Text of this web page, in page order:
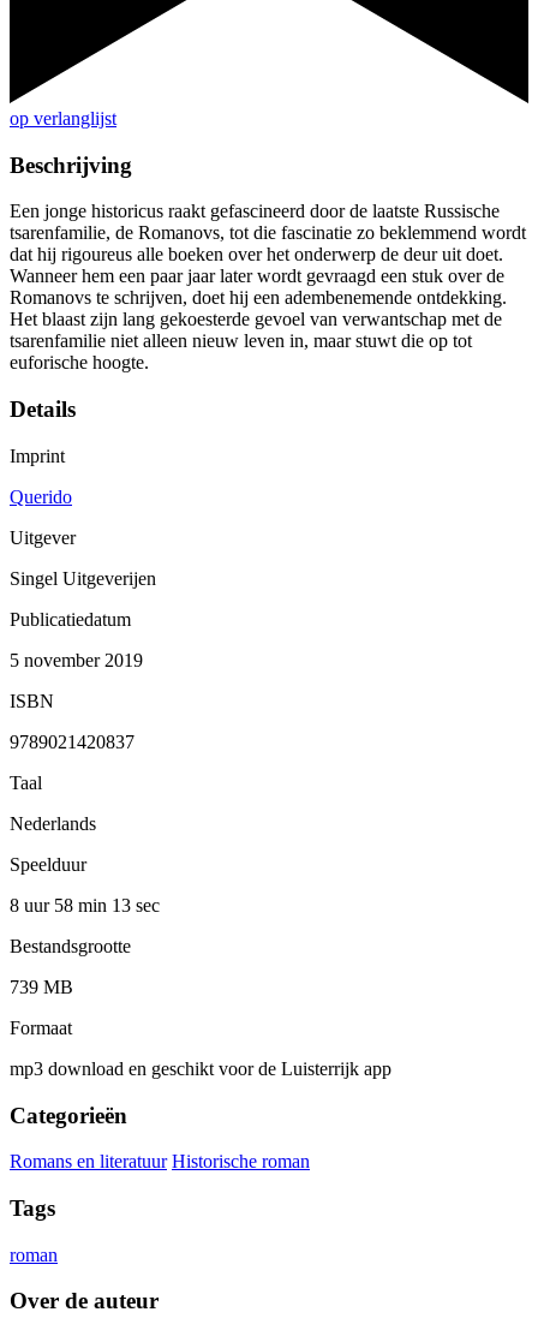
op verlanglijst
Beschrijving
Een jonge historicus raakt gefascineerd door de laatste Russische
tsarenfamilie, de Romanovs, tot die fascinatie zo beklemmend wordt
dat hij rigoureus alle boeken over het onderwerp de deur uit doet.
Wanneer hem een paar jaar later wordt gevraagd een stuk over de
Romanovs te schrijven, doet hij een adembenemende ontdekking.
Het blaast zijn lang gekoesterde gevoel van verwantschap met de
tsarenfamilie niet alleen nieuw leven in, maar stuwt die op tot
euforische hoogte.
Details
Imprint
Querido
Uitgever
Singel Uitgeverijen
Publicatiedatum
5 november 2019
ISBN
9789021420837
Taal
Nederlands
Speelduur
8 uur 58 min 13 sec
Bestandsgrootte
739 MB
Formaat
mp3 download en geschikt voor de Luisterrijk app
Categorieën
Romans en literatuur Historische roman
Tags
roman
Over de auteur